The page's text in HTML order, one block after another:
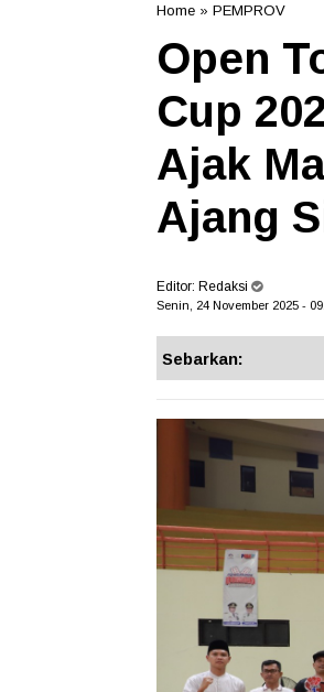
Home » PEMPROV
Open
Cup
Ajak
Ajang
Editor: Redaksi
Senin, 24 November 2025 -
Sebarkan: